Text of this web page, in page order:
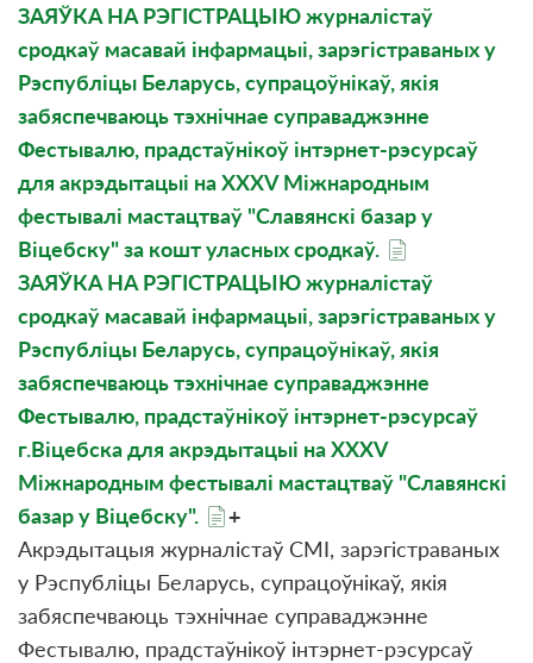
ЗАЯЎКА НА РЭГІСТРАЦЫЮ журналістаў
сродкаў масавай інфармацыі, зарэгістраваных у
Рэспубліцы Беларусь, супрацоўнікаў, якія
забяспечваюць тэхнічнае суправаджэнне
Фестывалю, прадстаўнікоў інтэрнет-рэсурсаў
для акрэдытацыі на XXХV Міжнародным
фестывалі мастацтваў "Славянскі базар у
Віцебску" за кошт уласных сродкаў.
ЗАЯЎКА НА РЭГІСТРАЦЫЮ журналістаў
сродкаў масавай інфармацыі, зарэгістраваных у
Рэспубліцы Беларусь, супрацоўнікаў, якія
забяспечваюць тэхнічнае суправаджэнне
Фестывалю, прадстаўнікоў інтэрнет-рэсурсаў
г.Віцебска для акрэдытацыі на XXХV
Міжнародным фестывалі мастацтваў "Славянскі
базар у Віцебску".
+
Акрэдытацыя журналістаў СМІ, зарэгістраваных
у Рэспубліцы Беларусь, супрацоўнікаў, якія
забяспечваюць тэхнічнае суправаджэнне
Фестывалю, прадстаўнікоў інтэрнет-рэсурсаў